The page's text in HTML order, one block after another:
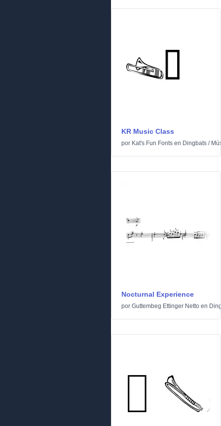
KR Music Class
por Kat's Fun Fonts en Dingbats /
Nocturnal Experience
por Guttembeg Ettinger Netto en